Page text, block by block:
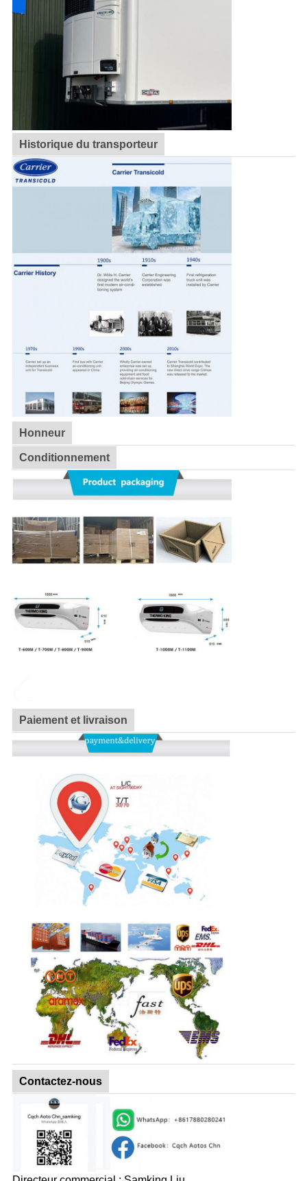
Historique du transporteur
Honneur
Conditionnement
Paiement et livraison
Contactez-nous